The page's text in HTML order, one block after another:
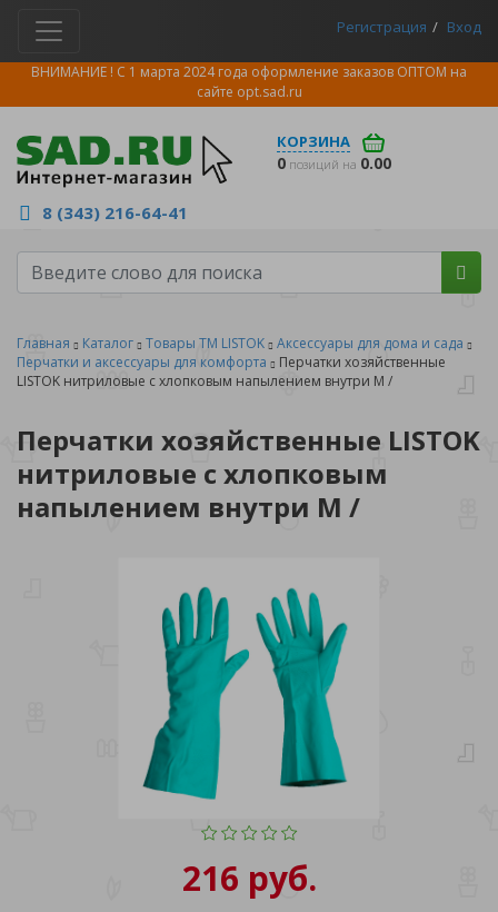
Регистрация Вход
ВНИМАНИЕ ! С 1 марта 2024 года оформление заказов ОПТОМ на
сайте opt.sad.ru
КОРЗИНА
0 позиций на 0.00
8 (343) 216-64-41
Главная Каталог Товары ТМ LISTOK
Аксессуары для дома и сада
Перчатки и аксессуары для комфорта
Перчатки хозяйственные
LISTOK нитриловые с хлопковым напылением внутри M /
Перчатки хозяйственные LISTOK
нитриловые с хлопковым
напылением внутри M /
216 руб.